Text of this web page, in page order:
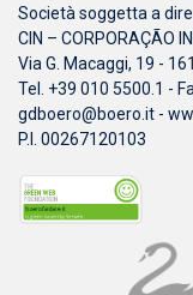
Società soggetta a
CIN – CORPORAÇÃO
Via G. Macaggi, 19 -
Tel. +39 010 5500.1 -
gdboero@boero.it -
P.I. 00267120103